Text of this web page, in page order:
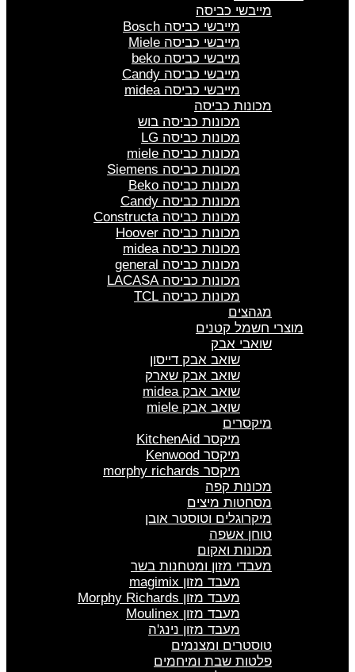
מייבשי כביסה
מייבשי כביסה Bosch
מייבשי כביסה Miele
מייבשי כביסה beko
מייבשי כביסה Candy
מייבשי כביסה midea
מכונות כביסה
מכונות כביסה בוש
מכונות כביסה LG
מכונות כביסה miele
מכונות כביסה Siemens
מכונות כביסה Beko
מכונות כביסה Candy
מכונות כביסה Constructa
מכונות כביסה Hoover
מכונות כביסה midea
מכונות כביסה general
מכונות כביסה LACASA
מכונות כביסה TCL
מגהצים
מוצרי חשמל קטנים
שואבי אבק
שואב אבק דייסון
שואב אבק שארק
שואב אבק midea
שואב אבק miele
מיקסרים
מיקסר KitchenAid
מיקסר Kenwood
מיקסר morphy richards
מכונות קפה
מסחטות מיצים
מיקרוגלים וטוסטר אובן
טוחן אשפה
מכונות ואקום
מעבדי מזון ומטחנות בשר
מעבד מזון magimix
מעבד מזון Morphy Richards
מעבד מזון Moulinex
מעבד מזון נינג'ה
טוסטרים ומצנמים
פלטות שבת ומיחמים